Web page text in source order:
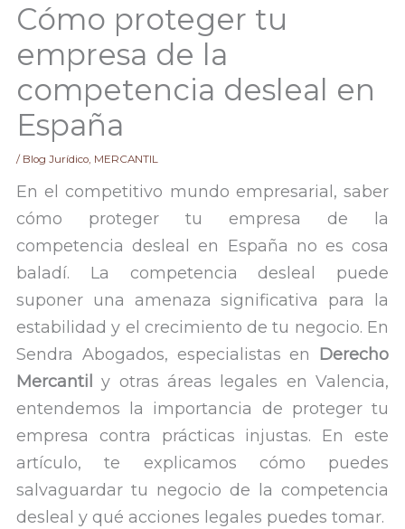
Cómo proteger tu
empresa de la
competencia desleal en
España
/ Blog Jurídico, MERCANTIL
En el competitivo mundo empresarial, saber
cómo proteger tu empresa de la
competencia desleal en España no es cosa
baladí. La competencia desleal puede
suponer una amenaza significativa para la
estabilidad y el crecimiento de tu negocio. En
Sendra Abogados, especialistas en
Derecho
Mercantil
y otras áreas legales en Valencia,
entendemos la importancia de proteger tu
empresa contra prácticas injustas. En este
artículo, te explicamos cómo puedes
salvaguardar tu negocio de la competencia
desleal y qué acciones legales puedes tomar.